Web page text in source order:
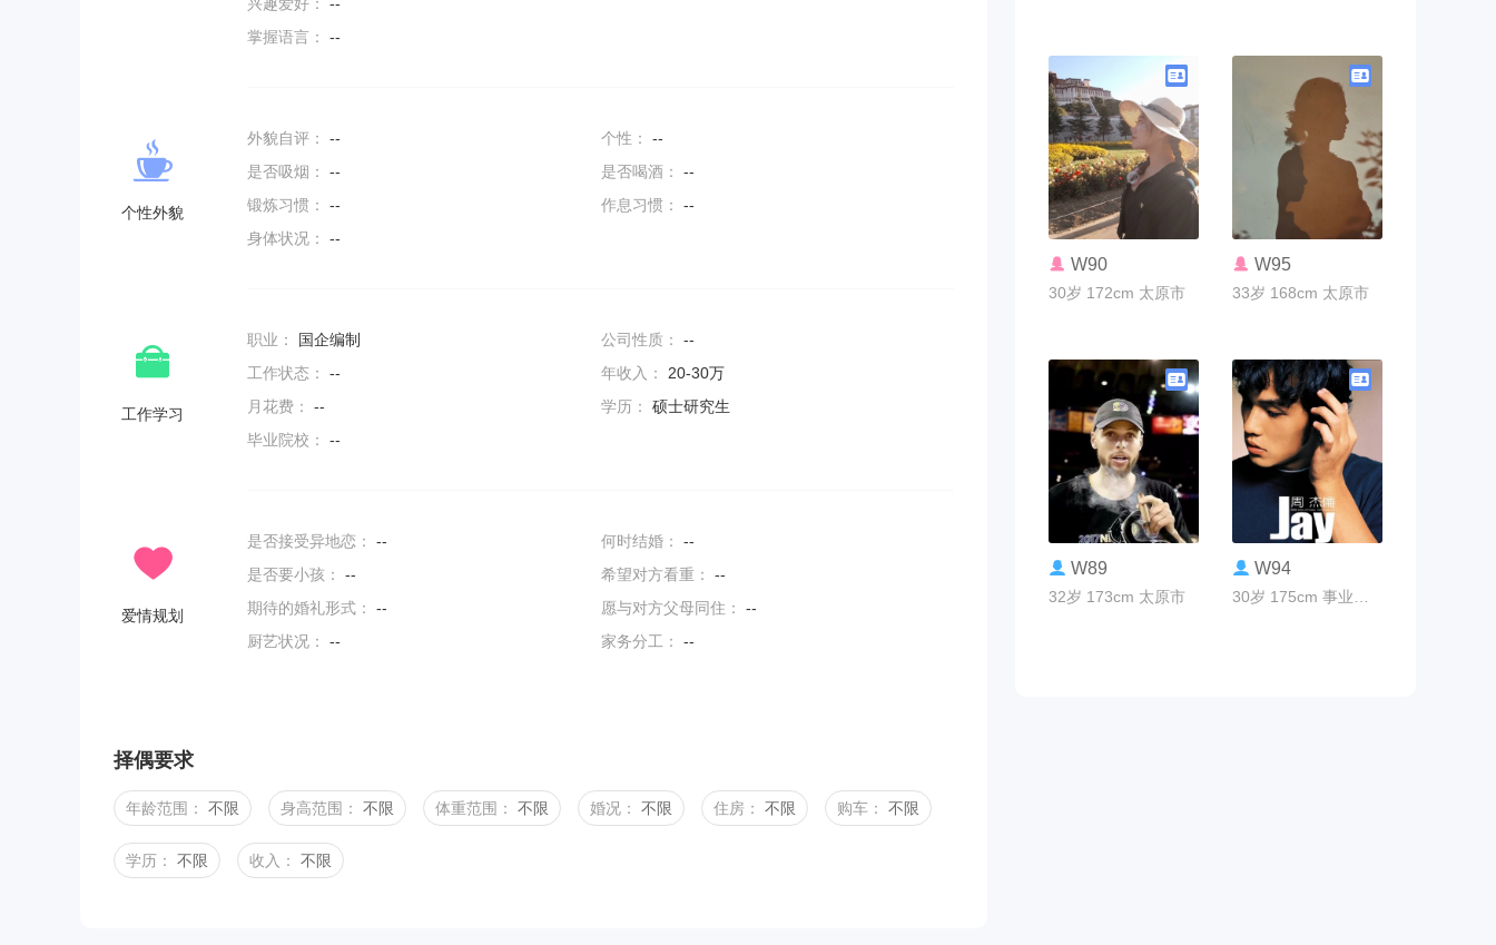
掌握语言：
--
个性外貌
外貌自评： -- 个性：
--
是否吸烟：
-- 是否喝酒：
--
锻炼习惯：
-- 作息习惯：
--
身体状况：
--
工作学习
职业： 国企编制 公司性质：
--
工作状态：
-- 年收入：
20-30万
月花费：
-- 学历：
硕士研究生
毕业院校：
--
爱情规划
是否接受异地恋： -- 何时结婚：
--
是否要小孩：
-- 希望对方看重：
--
期待的婚礼形式：
-- 愿与对方父母同住：
--
厨艺状况：
-- 家务分工： --
择偶要求
年龄范围： 不限 身高范围： 不限 体重范围： 不限 婚况： 不限 住房： 不限 购车： 不限
学历： 不限 收入： 不限
联系TA
W90
30岁 172cm 太原市
联系TA
W95
33岁 168cm 太原市
联系TA
W89
32岁 173cm 太原市
联系TA
W94